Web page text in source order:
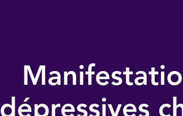
dépressives